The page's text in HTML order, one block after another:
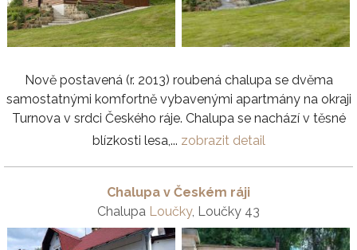
Nově postavená (r. 2013) roubená chalupa se dvěma
samostatnými komfortně vybavenými apartmány na okraji
Turnova v srdci Českého ráje. Chalupa se nachází v těsné
blízkosti lesa,... zobrazit detail
Chalupa v Českém ráji
Chalupa Loučky, Loučky 43